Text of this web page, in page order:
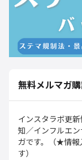
無料メルマガ
インスタラボ更
知／インフルエ
ガです。（★情報
す）